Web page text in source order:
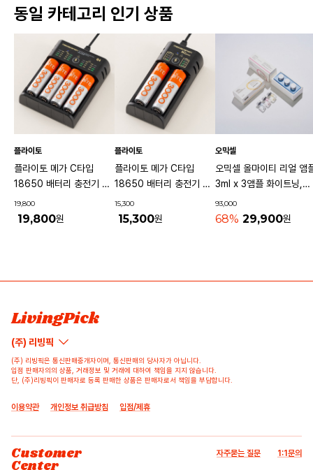
동일 카테고리 인기 상품
플라이토
플라이토 메가 C타입
18650 배터리 충전기 4
구
19,800
19,800원
플라이토
플라이토 메가 C타입
18650 배터리 충전기 2
구
15,300
15,300원
오믹셀
오믹셀 올마이티 리얼 앰
3ml x 3앰플 화이트닝,퍼
밍앤리프팅,안티링클
93,000
68% 29,900원
LivingPick
(주) 리빙픽
(주) 리빙픽은 통신판매중개자이며, 통신판매의 당사자가 아닙니다.
입점 판매자의의 상품, 거래정보 및 거래에 대하여 책임을 지지 않습니다.
단, (주)리빙픽이 판매자로 등록 판매한 상품은 판매자로서 책임을 부담합니다.
이용약관 개인정보 취급방침 입점/제휴
Customer 자주묻는 질문 1:1문의